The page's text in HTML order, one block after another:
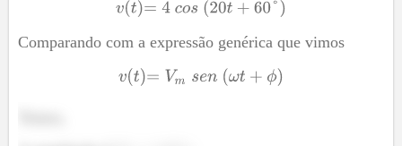
Comparando com a expressão genérica que vimos